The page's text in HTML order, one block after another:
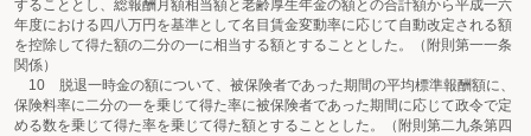
することとし、総報酬月額相当額と老齢厚生年金の額との合計額から平成一六
年度における四八万円を基準として名目賃金変動率に応じて自動改定される額
を控除して得た額の二分の一に相当する額とすることとした。（附則第一一条
関係）
10 脱退一時金の額について、被保険者であった期間の平均標準報酬額に、
保険料率に二分の一を乗じて得た率に被保険者であった期間に応じて政令で定
める数を乗じて得た率を乗じて得た額とすることとした。（附則第二九条第四